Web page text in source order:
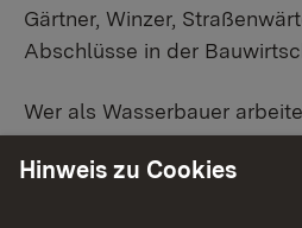
Gärtner, Winzer,
Abschlüsse in der
Wer als Wasserbauer
Arbeit im Freien haben und
arbeiten. Gut sind auch
Hinweis zu Cookies